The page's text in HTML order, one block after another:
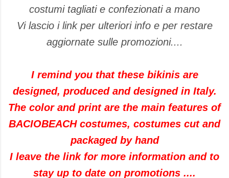
costumi tagliati e confezionati a mano
Vi lascio i link per ulteriori info e per restare
aggiornate sulle promozioni....
I remind you that these bikinis are
designed, produced and designed in Italy.
The color and print are the main features of
BACIOBEACH costumes, costumes cut and
packaged by hand
I leave the link for more information and to
stay up to date on promotions ....